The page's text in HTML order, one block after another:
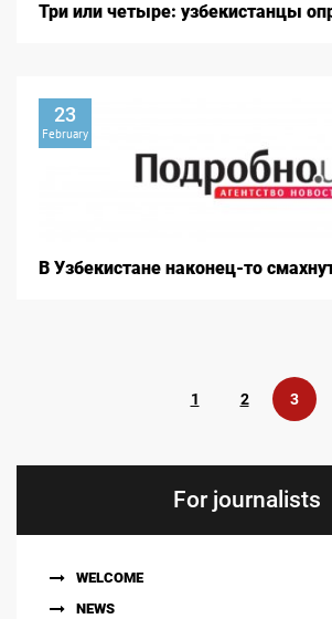
Три или четыре: узбекистанцы
23
February
В Узбекистане наконец-то
1 2 3
For journalists
WELCOME
NEWS